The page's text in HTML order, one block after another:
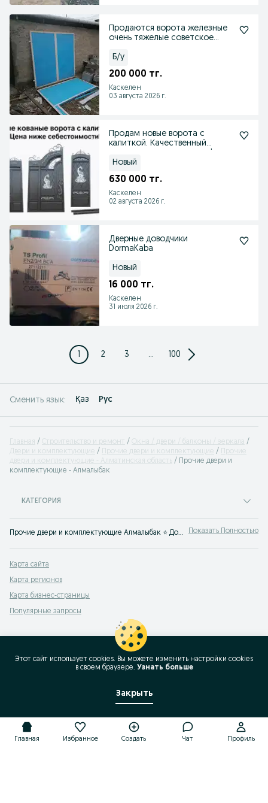
Продаются ворота железные
очень тяжелые советское
Б/у
200 000 тг.
Каскелен
03 августа 2026 г.
Продам новые ворота с
калиткой. Качественный
Новый
630 000 тг.
Каскелен
02 августа 2026 г.
Дверные доводчики
DormaKaba
Новый
16 000 тг.
Каскелен
31 июля 2026 г.
1 2 3 ... 100
Сменить язык: Қаз Рус
Главная Строительство и ремонт
Окна / двери / балконы / зеркала
Двери и комплектующие
Прочие двери и комплектующие
Прочие
двери и комплектующие - Алматинская область
Прочие двери и
комплектующие - Алмалыбак
КАТЕГОРИЯ
Прочие двери и комплектующие Алмалыбак ⭐ Доступные цены ✅ Покупайте двери, запчасти и фурнитуру к ним по выгодной цене на OLX.kz! Показать Полностью
Карта сайта
Карта регионов
Карта бизнес-страницы
Популярные запросы
Главная Избранное Создать Чат Профиль
Этот сайт использует cookies. Вы можете изменить настройки cookies
в своeм браузере. Узнать больше
Закрыть